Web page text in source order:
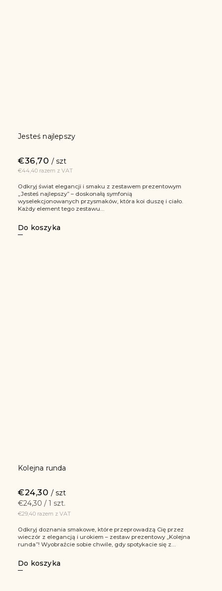
Jesteś najlepszy
€44,40 razem z VAT
€36,70 / szt
Do koszyka
Odkryj świat elegancji i smaku z zestawem prezentowym
„Jesteś najlepszy” – doskonałą symfonią
wyselekcjonowanych przysmaków, która koi duszę i ciało.
Każdy element tego zestawu...
Kolejna runda
€29,40 razem z VAT
€24,30 / szt
€24,30 / 1 szt.
Do koszyka
Odkryj doznania smakowe, które przeprowadzą Cię przez
wieczór z elegancją i urokiem – zestaw prezentowy „Kolejna
runda”! Wyobraźcie sobie chwile, gdy spotykacie się z...